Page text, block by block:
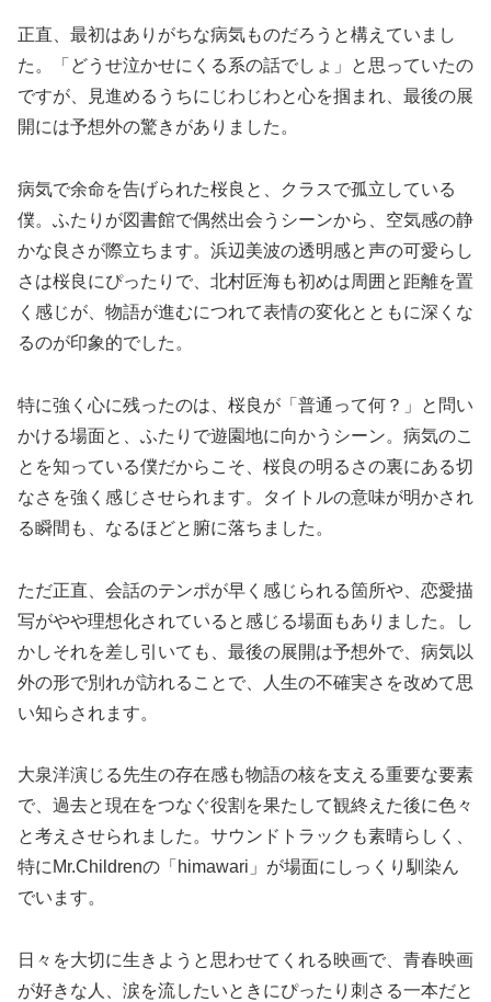
正直、最初はありがちな病気ものだろうと構えていまし
た。「どうせ泣かせにくる系の話でしょ」と思っていたの
ですが、見進めるうちにじわじわと心を掴まれ、最後の展
開には予想外の驚きがありました。
病気で余命を告げられた桜良と、クラスで孤立している
僕。ふたりが図書館で偶然出会うシーンから、空気感の静
かな良さが際立ちます。浜辺美波の透明感と声の可愛らし
さは桜良にぴったりで、北村匠海も初めは周囲と距離を置
く感じが、物語が進むにつれて表情の変化とともに深くな
るのが印象的でした。
特に強く心に残ったのは、桜良が「普通って何？」と問い
かける場面と、ふたりで遊園地に向かうシーン。病気のこ
とを知っている僕だからこそ、桜良の明るさの裏にある切
なさを強く感じさせられます。タイトルの意味が明かされ
る瞬間も、なるほどと腑に落ちました。
ただ正直、会話のテンポが早く感じられる箇所や、恋愛描
写がやや理想化されていると感じる場面もありました。し
かしそれを差し引いても、最後の展開は予想外で、病気以
外の形で別れが訪れることで、人生の不確実さを改めて思
い知らされます。
大泉洋演じる先生の存在感も物語の核を支える重要な要素
で、過去と現在をつなぐ役割を果たして観終えた後に色々
と考えさせられました。サウンドトラックも素晴らしく、
特にMr.Childrenの「himawari」が場面にしっくり馴染ん
でいます。
日々を大切に生きようと思わせてくれる映画で、青春映画
が好きな人、涙を流したいときにぴったり刺さる一本だと